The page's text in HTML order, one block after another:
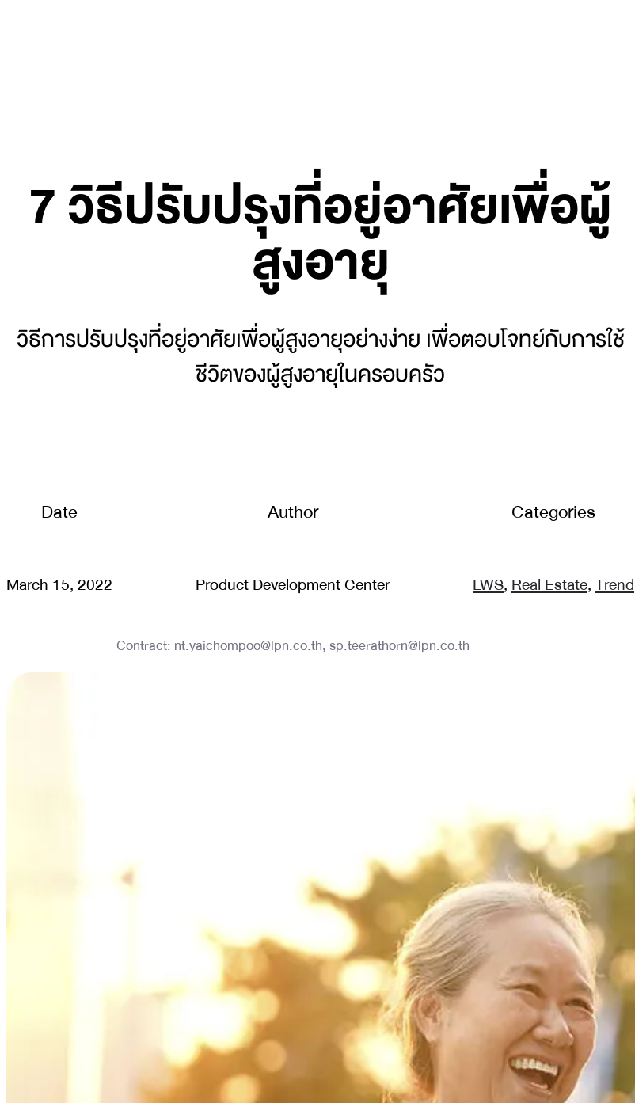
7 วิธีปรับปรุงที่อยู่อาศัยเพื่อผู้
สูงอายุ
วิธีการปรับปรุงที่อยู่อาศัยเพื่อผู้สูงอายุอย่างง่าย เพื่อตอบโจทย์กับการใช้
ชีวิตของผู้สูงอายุในครอบครัว
Date
March 15, 2022
Author
Product Development Center
Contract: nt.yaichompoo@lpn.co.th,sp.teerathorn@lpn.co.th
Categories
LWS,Real Estate,Trend